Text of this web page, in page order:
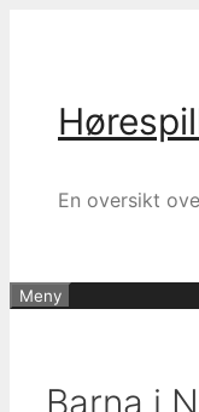
En oversikt
Meny
Barna i